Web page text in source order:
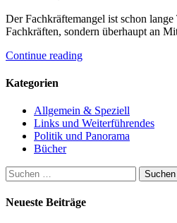
Der Fachkräftemangel ist schon
Fachkräften, sondern überhaupt an
Continue reading
Kategorien
Allgemein & Speziell
Links und Weiterführendes
Politik und Panorama
Bücher
Suchen
nach:
Neueste Beiträge